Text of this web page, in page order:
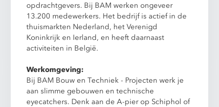
opdrachtgevers. Bij BAM werken ongeveer
13.200 medewerkers. Het bedrijf is actief in de
thuismarkten Nederland, het Verenigd
Koninkrijk en Ierland, en heeft daarnaast
activiteiten in België.
Werkomgeving:
Bij BAM Bouw en Techniek - Projecten werk je
aan slimme gebouwen en technische
eyecatchers. Denk aan de A-pier op Schiphol of